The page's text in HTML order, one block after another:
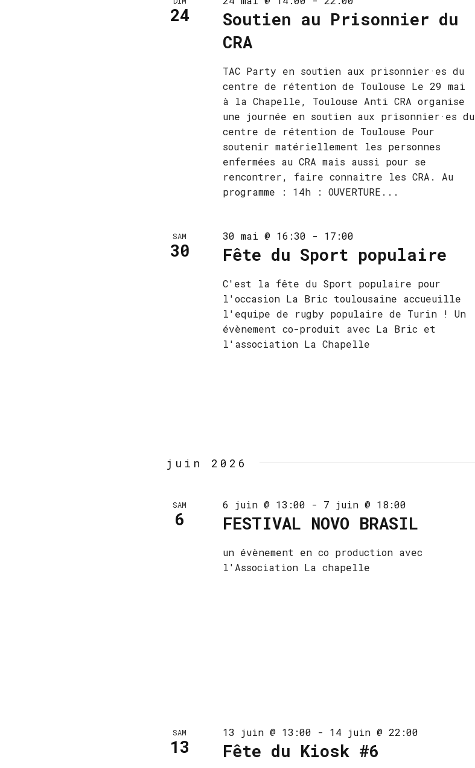
24
Soutien au Prisonnier du
CRA
TAC Party en soutien aux prisonnier·es du
centre de rétention de Toulouse Le 29 mai
à la Chapelle, Toulouse Anti CRA organise
une journée en soutien aux prisonnier·es du
centre de rétention de Toulouse Pour
soutenir matériellement les personnes
enfermées au CRA mais aussi pour se
rencontrer, faire connaitre les CRA. Au
programme : 14h : OUVERTURE...
SAM
30 Fête du Sport populaire
30 mai @ 16:30 - 17:00
C'est la fête du Sport populaire pour
l'occasion La Bric toulousaine accueuille
l'equipe de rugby populaire de Turin ! Un
évènement co-produit avec La Bric et
l'association La Chapelle
juin 2026
SAM
6 FESTIVAL NOVO BRASIL
6 juin @ 13:00 - 7 juin @ 18:00
un évènement en co production avec
l'Association La chapelle
SAM
13 Fête du Kiosk #6
13 juin @ 13:00 - 14 juin @ 22:00